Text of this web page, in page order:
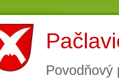
Povodňový